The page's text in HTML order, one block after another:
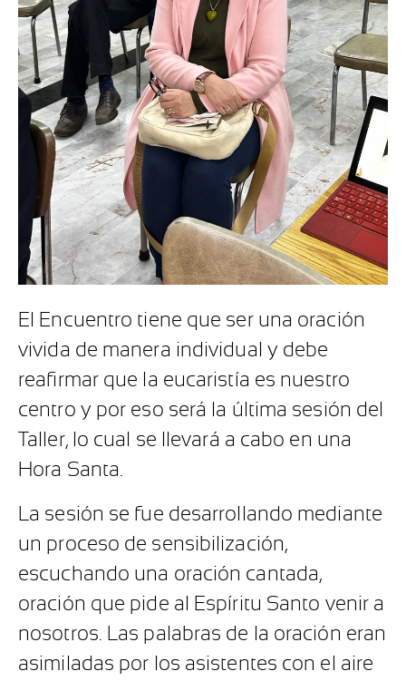
El Encuentro tiene que ser una oración
vivida de manera individual y debe
reafirmar que la eucaristía es nuestro
centro y por eso será la última sesión del
Taller, lo cual se llevará a cabo en una
Hora Santa.
La sesión se fue desarrollando mediante
un proceso de sensibilización,
escuchando una oración cantada,
oración que pide al Espíritu Santo venir a
nosotros. Las palabras de la oración eran
asimiladas por los asistentes con el aire